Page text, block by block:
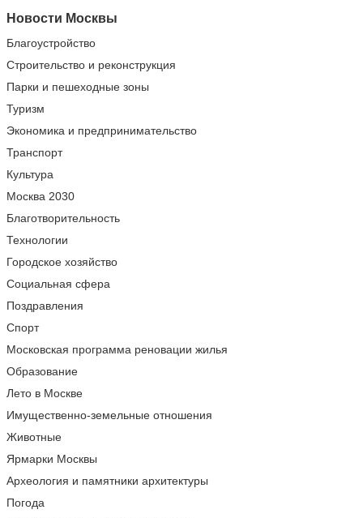
Новости Москвы
Благоустройство
Строительство и реконструкция
Парки и пешеходные зоны
Туризм
Экономика и предпринимательство
Транспорт
Культура
Москва 2030
Благотворительность
Технологии
Городское хозяйство
Социальная сфера
Поздравления
Спорт
Московская программа реновации жилья
Образование
Лето в Москве
Имущественно-земельные отношения
Животные
Ярмарки Москвы
Археология и памятники архитектуры
Погода